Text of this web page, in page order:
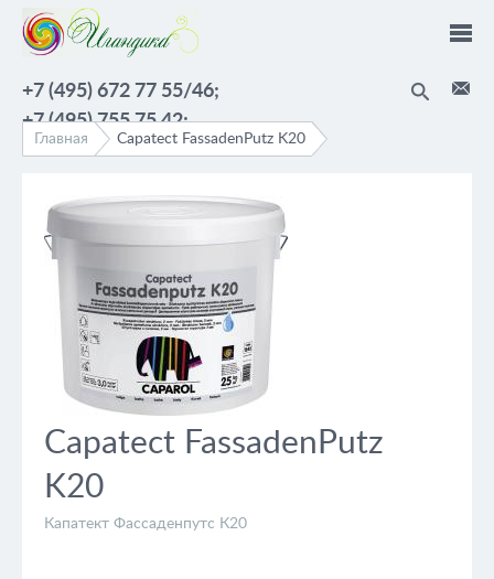
Перейти к основному содержанию
+7 (495) 672 77 55/46;
+7 (495) 755 75 42;
Главная Capatect FassadenPutz K20
Capatect FassadenPutz
K20
Капатект Фассаденпутс К20